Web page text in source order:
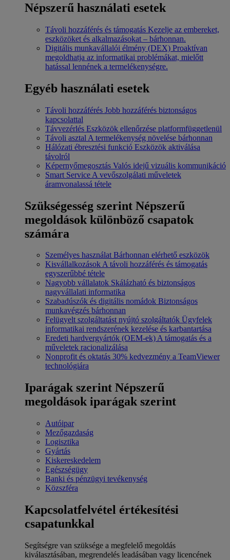
Népszerű használati esetek
Távoli hozzáférés és támogatás Kezelje az embereket,
eszközöket és alkalmazásokat – bárhonnan.
Digitális munkavállalói élmény (DEX) Proaktívan
megoldhatja az informatikai problémákat, mielőtt
hatással lennének a termelékenységre.
Egyéb használati esetek
Távoli hozzáférés Jobb hozzáférés biztonságos
kapcsolattal
Távvezérlés Eszközök ellenőrzése platformfüggetlenül
Távoli asztal A termelékenység növelése bárhonnan
Hálózati ébresztési funkció Eszközök aktiválása
távolról
Képernyőmegosztás Valós idejű vizuális kommunikáció
Smart Service A vevőszolgálati műveletek
áramvonalassá tétele
Szükségesség szerint Népszerű
megoldások különböző csapatok
számára
Személyes használat Bárhonnan elérhető eszközök
KisvállalkozásokA távoli hozzáférés és támogatás
egyszerűbbé tétele
Nagyobb vállalatok Skálázható és biztonságos
nagyvállalati informatika
Szabadúszók és digitális nomádok Biztonságos
munkavégzés bárhonnan
Felügyelt szolgáltatást nyújtó szolgáltatók Ügyfelek
informatikai rendszerének kezelése és karbantartása
Eredeti hardvergyártók (OEM-ek)A támogatás és a
műveletek racionalizálása
Nonprofit és oktatás 30% kedvezmény a TeamViewer
technológiára
Iparágak szerint Népszerű
megoldások iparágak szerint
Autóipar
Mezőgazdaság
Logisztika
Gyártás
Kiskereskedelem
Egészségügy
Banki és pénzügyi tevékenység
Közszféra
Kapcsolatfelvétel értékesítési
csapatunkkal
Segítségre van szüksége a megfelelő megoldás
kiválasztásában, megrendelés leadásában vagy licencének